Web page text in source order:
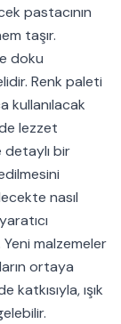
pastacının
taşır.
doku
Renk paleti
kullanılacak
lezzet
detaylı bir
nasıl
malzemeler
ortaya
katkısıyla, ışık